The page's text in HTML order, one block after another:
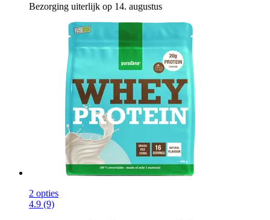
Bezorging uiterlijk op 14. augustus
2 opties
4.9 (9)